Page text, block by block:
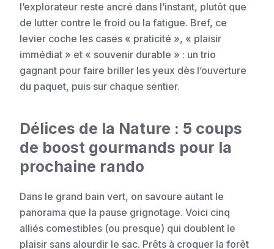
l’explorateur reste ancré dans l’instant, plutôt que
de lutter contre le froid ou la fatigue. Bref, ce
levier coche les cases « praticité », « plaisir
immédiat » et « souvenir durable » : un trio
gagnant pour faire briller les yeux dès l’ouverture
du paquet, puis sur chaque sentier.
Délices de la Nature : 5 coups
de boost gourmands pour la
prochaine rando
Dans le grand bain vert, on savoure autant le
panorama que la pause grignotage. Voici cinq
alliés comestibles (ou presque) qui doublent le
plaisir sans alourdir le sac. Prêts à croquer la forêt